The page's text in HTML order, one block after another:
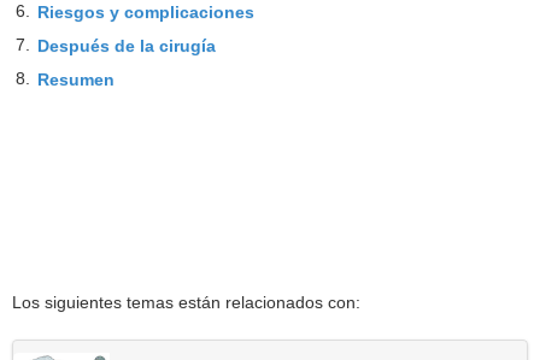
6. Riesgos y complicaciones
7. Después de la cirugía
8. Resumen
Los siguientes temas están relacionados con: